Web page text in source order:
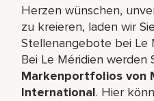
Herzen wünschen,
zu kreieren, laden wir
Stellenangebote bei Le
Bei Le Méridien werden
Markenportfolios von
International. Hier